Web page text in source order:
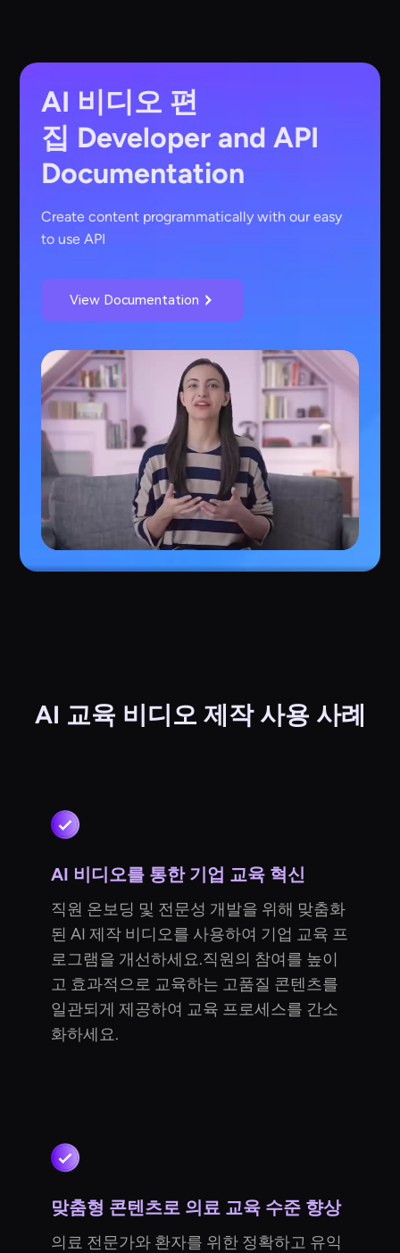
AI 비디오 편
집 Developer and API
Documentation
Create content programmatically with our easy
to use API
View Documentation
AI 교육 비디오 제작 사용 사례
AI 비디오를 통한 기업 교육 혁신
직원 온보딩 및 전문성 개발을 위해 맞춤화
된 AI 제작 비디오를 사용하여 기업 교육 프
로그램을 개선하세요.직원의 참여를 높이
고 효과적으로 교육하는 고품질 콘텐츠를
일관되게 제공하여 교육 프로세스를 간소
화하세요.
맞춤형 콘텐츠로 의료 교육 수준 향상
의료 전문가와 환자를 위한 정확하고 유익